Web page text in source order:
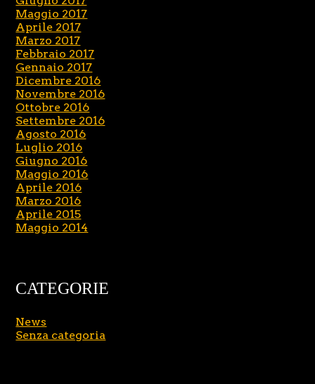
Maggio 2017
Aprile 2017
Marzo 2017
Febbraio 2017
Gennaio 2017
Dicembre 2016
Novembre 2016
Ottobre 2016
Settembre 2016
Agosto 2016
Luglio 2016
Giugno 2016
Maggio 2016
Aprile 2016
Marzo 2016
Aprile 2015
Maggio 2014
CATEGORIE
News
Senza categoria